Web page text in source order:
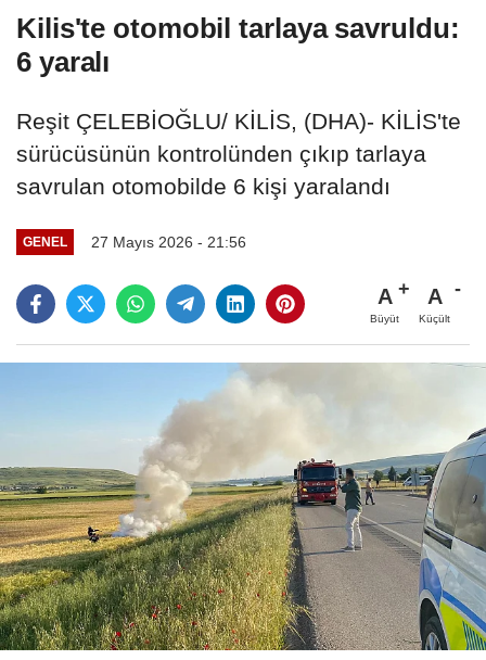
Kilis'te otomobil tarlaya savruldu:
6 yaralı
Reşit ÇELEBİOĞLU/ KİLİS, (DHA)- KİLİS'te
sürücüsünün kontrolünden çıkıp tarlaya
savrulan otomobilde 6 kişi yaralandı
GENEL 27 Mayıs 2026 - 21:56
A
Büyüt
A
Küçült